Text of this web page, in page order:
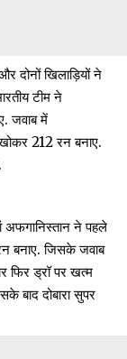
दोनों खिलाड़ियों ने
टीम ने
जवाब में
212 रन बनाए.
अफगानिस्तान ने पहले
बनाए. जिसके जवाब
फिर ड्रॉ पर खत्म
बाद दोबारा सुपर